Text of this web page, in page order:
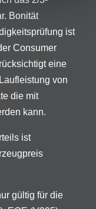
Bonität
ist
Consumer
eine
von
die mit
kann.
ist
gültig für die